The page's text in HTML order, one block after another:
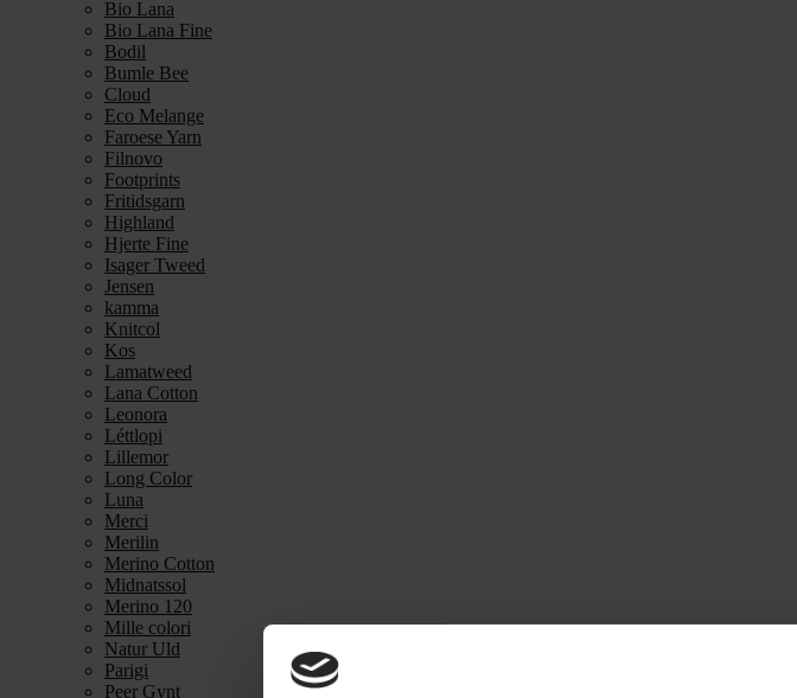
Bio Lana
Bio Lana Fine
Bodil
Bumle Bee
Cloud
Eco Melange
Faroese Yarn
Filnovo
Footprints
Fritidsgarn
Highland
Hjerte Fine
Isager Tweed
Jensen
kamma
Knitcol
Kos
Lamatweed
Lana Cotton
Leonora
Léttlopi
Lillemor
Long Color
Luna
Merci
Merilin
Merino Cotton
Midnatssol
Merino 120
Mille colori
Natur Uld
Parigi
Peer Gynt